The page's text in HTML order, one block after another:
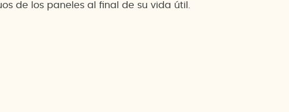
de los paneles al final de su vida útil.